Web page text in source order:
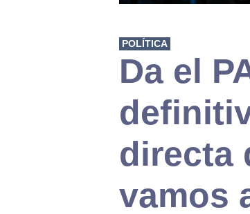
POLÍTICA
Da el
directa
vamos